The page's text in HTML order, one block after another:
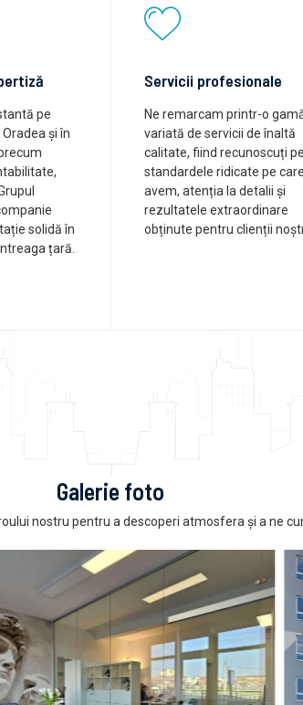
pe
și în
solidă în
țară.
Servicii profesionale
Ne remarcam printr-o
variată de servicii de înaltă
calitate, fiind recunoscuți
standardele ridicate pe
avem, atenția la detalii și
rezultatele extraordinare
obținute pentru clienții
Galerie foto
nostru pentru a descoperi atmosfera și a ne